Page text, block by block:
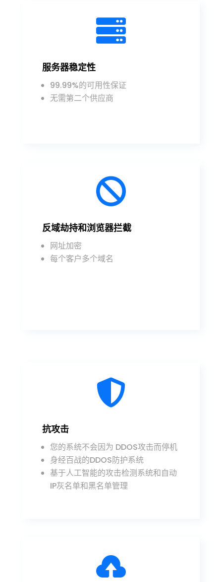

服务器稳定性
99.99%的可用性保证
无需第二个供应商

反域劫持和浏览器拦截
网址加密
每个客户多个域名

抗攻击
您的系统不会因为 DDOS攻击而停机
身经百战的DDOS防护系统
基于人工智能的攻击检测系统和自动
IP灰名单和黑名单管理
